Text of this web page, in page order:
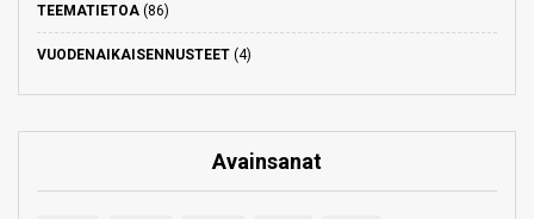
TEEMATIETOA (86)
VUODENAIKAISENNUSTEET (4)
Avainsanat